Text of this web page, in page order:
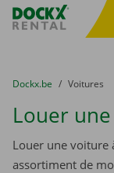
sitename
You are here:
du
Dockx.be to
Voitures
Louer
Louer une voiture
assortiment de